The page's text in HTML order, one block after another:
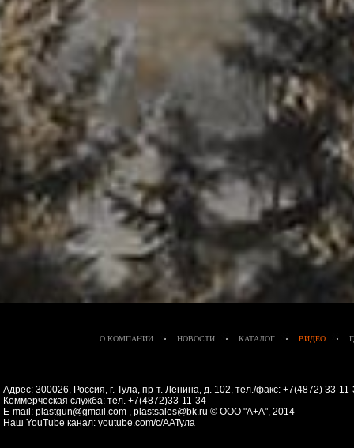
О КОМПАНИИ НОВОСТИ КАТАЛОГ ВИДЕО
Адрес: 300026, Россия, г. Тула, пр-т. Ленина, д. 102, тел./факс: +7(4872) 33-
Коммерческая служба: тел. +7(4872)33-11-34
E-mail: plastgun@gmail.com , plastsales@bk.ru © ООО "А+А", 2014
Наш YouTube канал: youtube.com/c/ААТула